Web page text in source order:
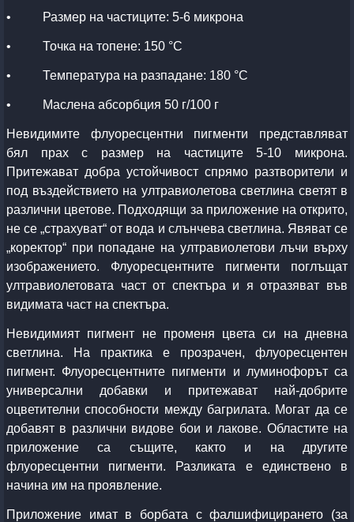
• Размер на частиците: 5-6 микрона
• Точка на топене: 150 °С
• Температура на разпадане: 180 °С
• Маслена абсорбция 50 г/100 г
Невидимите флуоресцентни пигменти представляват
бял прах с размер на частиците 5-10 микрона.
Притежават добра устойчивост спрямо разтворители и
под въздействието на ултравиолетова светлина светят в
различни цветове. Подходящи за приложение на открито,
не се „страхуват“ от вода и слънчева светлина. Явяват се
„коректор“ при попадане на ултравиолетови лъчи върху
изображението. Флуоресцентните пигменти поглъщат
ултравиолетовата част от спектъра и я отразяват във
видимата част на спектъра.
Невидимият пигмент не променя цвета си на дневна
светлина. На практика е прозрачен, флуоресцентен
пигмент. Флуоресцентните пигменти и луминофорът са
универсални добавки и притежават най-добрите
оцветителни способности между багрилата. Могат да се
добавят в различни видове бои и лакове. Областите на
приложение са същите, както и на другите
флуоресцентни пигменти. Разликата е единствено в
начина им на проявление.
Приложение имат в борбата с фалшифицирането (за